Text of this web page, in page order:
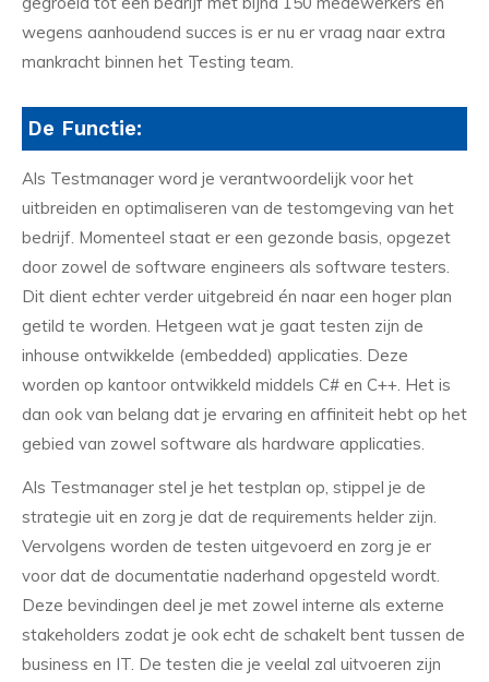
wegens aanhoudend succes is er nu er vraag naar extra
mankracht binnen het Testing team.
De Functie:
Als Testmanager word je verantwoordelijk voor het
uitbreiden en optimaliseren van de testomgeving van het
bedrijf. Momenteel staat er een gezonde basis, opgezet
door zowel de software engineers als software testers.
Dit dient echter verder uitgebreid én naar een hoger plan
getild te worden. Hetgeen wat je gaat testen zijn de
inhouse ontwikkelde (embedded) applicaties. Deze
worden op kantoor ontwikkeld middels C# en C++. Het is
dan ook van belang dat je ervaring en affiniteit hebt op het
gebied van zowel software als hardware applicaties.
Als Testmanager stel je het testplan op, stippel je de
strategie uit en zorg je dat de requirements helder zijn.
Vervolgens worden de testen uitgevoerd en zorg je er
voor dat de documentatie naderhand opgesteld wordt.
Deze bevindingen deel je met zowel interne als externe
stakeholders zodat je ook echt de schakelt bent tussen de
business en IT. De testen die je veelal zal uitvoeren zijn